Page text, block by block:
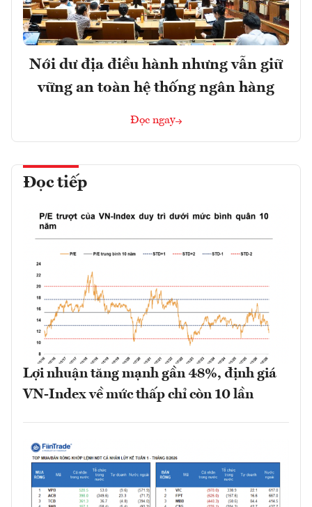
Nới dư địa điều hành nhưng vẫn giữ
vững an toàn hệ thống ngân hàng
Đọc ngay
Đọc tiếp
Lợi nhuận tăng mạnh gần 48%, định giá
VN-Index về mức thấp chỉ còn 10 lần